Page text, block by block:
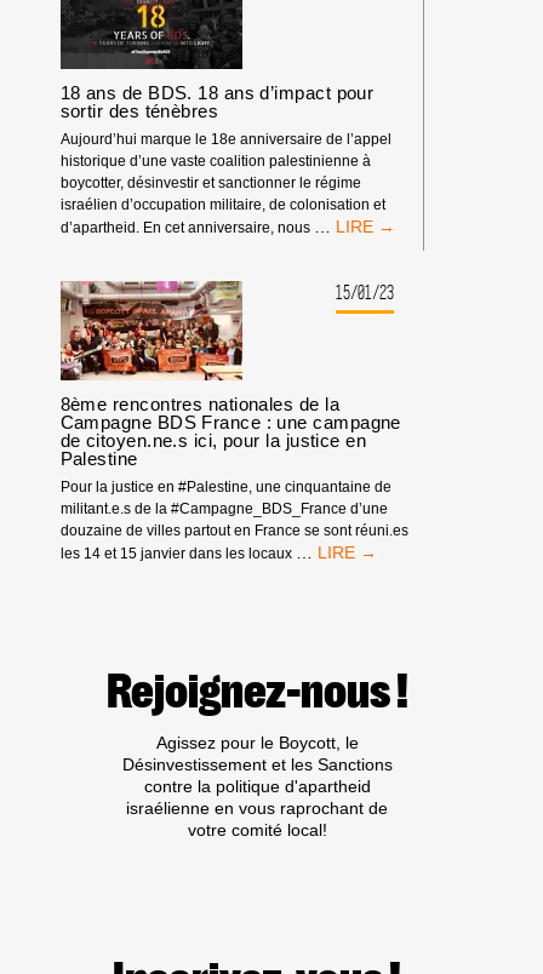
STRATÉGIQUE
EN
FAVEUR
DES
DROITS
DES
PALESTINIENS
18 ans de BDS. 18 ans d’impact pour
sortir des ténèbres
Aujourd’hui marque le 18e anniversaire de l’appel
historique d’une vaste coalition palestinienne à
boycotter, désinvestir et sanctionner le régime
israélien d’occupation militaire, de colonisation et
d’apartheid. En cet anniversaire, nous … 18
BDS.
18
SORTIR
DES
TÉNÈBRES
15/01/23
8ème rencontres nationales de la
Campagne BDS France : une campagne
de citoyen.ne.s ici, pour la justice en
Palestine
Pour la justice en #Palestine, une cinquantaine de
militant.e.s de la #Campagne_BDS_France d’une
douzaine de villes partout en France se sont réuni.es
les 14 et 15 janvier dans les locaux … 8ÈME
BDS
FRANCE :
CAMPAGNE
DE
CITOYEN.NE.S
ICI,
POUR
Rejoignez-nous !
Agissez pour le Boycott, le
Désinvestissement et les Sanctions
contre la politique d'apartheid
israélienne en vous raprochant de
votre comité local!